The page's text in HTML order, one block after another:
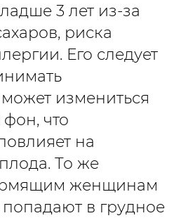
3 лет из-за
риска
Его следует
измениться
что
на
То же
женщинам
попадают в грудное